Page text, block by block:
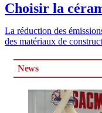
Choisir la
La réduction des
News